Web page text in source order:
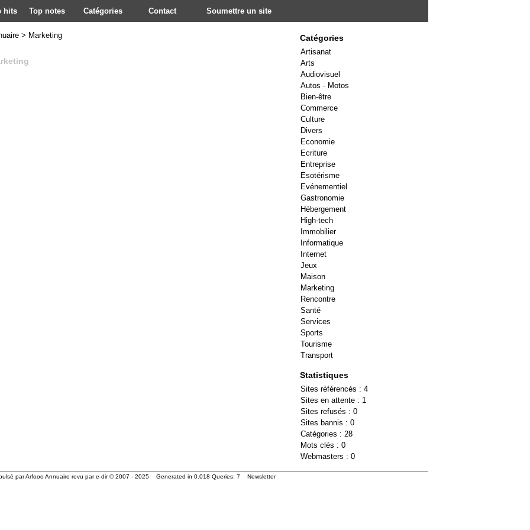
hits Top notes Catégories Contact Soumettre un site
Catégories
Artisanat
Arts
Audiovisuel
Autos - Motos
Bien-être
Commerce
Culture
Divers
Economie
Ecriture
Entreprise
Esotérisme
Evénementiel
Gastronomie
Hébergement
High-tech
Immobilier
Informatique
Internet
Jeux
Maison
Marketing
Rencontre
Santé
Services
Sports
Tourisme
Transport
Statistiques
Sites référencés : 4
Sites en attente : 1
Sites refusés : 0
Sites bannis : 0
Catégories : 28
Mots clés : 0
Webmasters : 0
> Marketing
parArfooo Annuaire revu pare-dir© 2007 - 2025 Generated in 0.018 Queries: 7 Newsletter